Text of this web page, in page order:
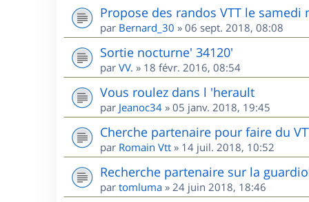
Propose des randos VTT le
par Bernard_30 » 06 sept. 2018, 08:08
Sortie nocturne' 34120'
par VV. » 18 févr. 2016, 08:54
Vous roulez dans l 'herault
par Jeanoc34 » 05 janv. 2018, 19:45
Cherche partenaire pour faire du
par Romain Vtt » 14 juil. 2018, 10:52
Recherche partenaire sur la
par tomluma » 24 juin 2018, 18:46